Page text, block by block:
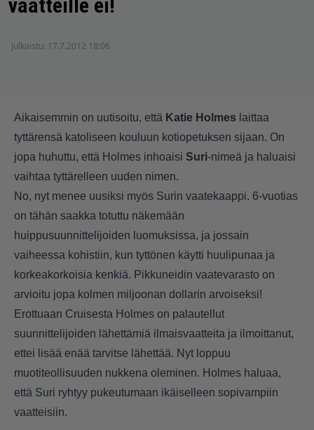
vaatteille ei!
Julkaistu: 17.7.2012 18:06
Aikaisemmin on uutisoitu, että Katie Holmes laittaa
tyttärensä katoliseen kouluun kotiopetuksen sijaan. On
jopa huhuttu, että Holmes inhoaisi Suri-nimeä ja haluaisi
vaihtaa tyttärelleen uuden nimen.
No, nyt menee uusiksi myös Surin vaatekaappi. 6-vuotias
on tähän saakka totuttu näkemään
huippusuunnittelijoiden luomuksissa, ja jossain
vaiheessa kohistiin, kun tyttönen käytti huulipunaa ja
korkeakorkoisia kenkiä. Pikkuneidin vaatevarasto on
arvioitu jopa kolmen miljoonan dollarin arvoiseksi!
Erottuaan Cruisesta Holmes on palautellut
suunnittelijoiden lähettämiä ilmaisvaatteita ja ilmoittanut,
ettei lisää enää tarvitse lähettää. Nyt loppuu
muotiteollisuuden nukkena oleminen. Holmes haluaa,
että Suri ryhtyy pukeutumaan ikäiselleen sopivampiin
vaatteisiin.